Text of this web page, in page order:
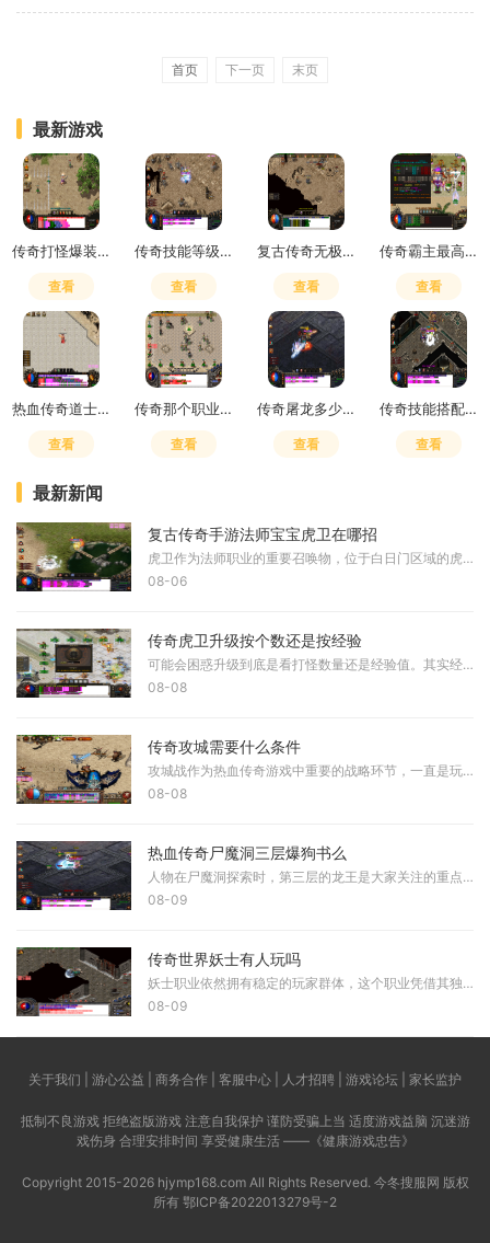
首页 下一页 末页
最新游戏
传奇打怪爆装备机制
查看
传奇技能等级对应伤害
查看
复古传奇无极真气怎么练
查看
传奇霸主最高等级
查看
热血传奇道士嗜血术多少级
查看
传奇那个职业升级快
查看
传奇屠龙多少攻击力可以打
查看
传奇技能搭配攻略
查看
最新新闻
复古传奇手游法师宝宝虎卫在哪招
虎卫作为法师职业的重要召唤物，位于白日门区域的虎卫堂内。要抵达虎卫堂，玩家可从天尊背后的房间进入，然后沿路径一直向内部行进，直到最里侧的小屋即为目标地点。虎卫的招
08-06
传奇虎卫升级按个数还是按经验
可能会困惑升级到底是看打怪数量还是经验值。其实经过测试发现，虎卫升级并不是单纯由打怪数量或经验值决定的。带着虎卫刷一定数量的稻草人后计算升级所需数量，再换新虎卫刷
08-08
传奇攻城需要什么条件
攻城战作为热血传奇游戏中重要的战略环节，一直是玩家们关注的焦点。在激烈的城市争夺战中，如何有效地攻占沙巴克城，成为了众多行会的战略目标。掌握攻城的关键条件，对于攻
08-08
热血传奇尸魔洞三层爆狗书么
人物在尸魔洞探索时，第三层的龙王是大家关注的重点目标之一，因为龙王确实有可能掉落高级技能书，这其中就包括了咱们经常提起的召唤神兽这本所谓的狗书，所以大家可以有机会
08-09
传奇世界妖士有人玩吗
妖士职业依然拥有稳定的玩家群体，这个职业凭借其独特的技能机制和战斗风格在传奇世界中占据一席之地。妖士擅长使用暗器进行攻击，具备隐身能力和较高的输出能力，在团队中扮
08-09
关于我们 | 游心公益 | 商务合作 | 客服中心 | 人才招聘 | 游戏论坛 | 家长监护
抵制不良游戏 拒绝盗版游戏 注意自我保护 谨防受骗上当 适度游戏益脑 沉迷游
戏伤身 合理安排时间 享受健康生活 ——《健康游戏忠告》
Copyright 2015-2026 hjymp168.com All Rights Reserved. 今冬搜服网 版权
所有 鄂ICP备2022013279号-2